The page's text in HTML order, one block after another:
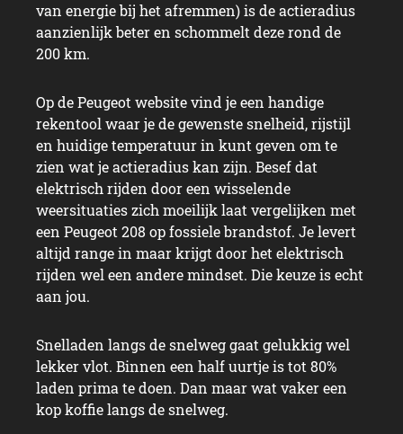
van energie bij het afremmen) is de actieradius
aanzienlijk beter en schommelt deze rond de
200 km.
Op de Peugeot website vind je een handige
rekentool waar je de gewenste snelheid, rijstijl
en huidige temperatuur in kunt geven om te
zien wat je actieradius kan zijn. Besef dat
elektrisch rijden door een wisselende
weersituaties zich moeilijk laat vergelijken met
een Peugeot 208 op fossiele brandstof. Je levert
altijd range in maar krijgt door het elektrisch
rijden wel een andere mindset. Die keuze is echt
aan jou.
Snelladen langs de snelweg gaat gelukkig wel
lekker vlot. Binnen een half uurtje is tot 80%
laden prima te doen. Dan maar wat vaker een
kop koffie langs de snelweg.